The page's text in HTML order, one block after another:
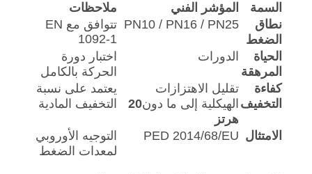
السمة
المؤشر الفني
ملاحظات
نطاق
الضغط
PN10 / PN16 / PN25
تتوافق مع EN
1092-1
الحياة
المرهقة
الدورات
اختبار دورة
الحركة بالكامل
كفاءة
التخفيف
تقليل الاهتزازات
الهيكلية إلى ما دون20
هرتز
يعتمد على نسبة
التخفيف المادية
الامتثال PED 2014/68/EU
التوجيه الأوروبي
لمعدات الضغط